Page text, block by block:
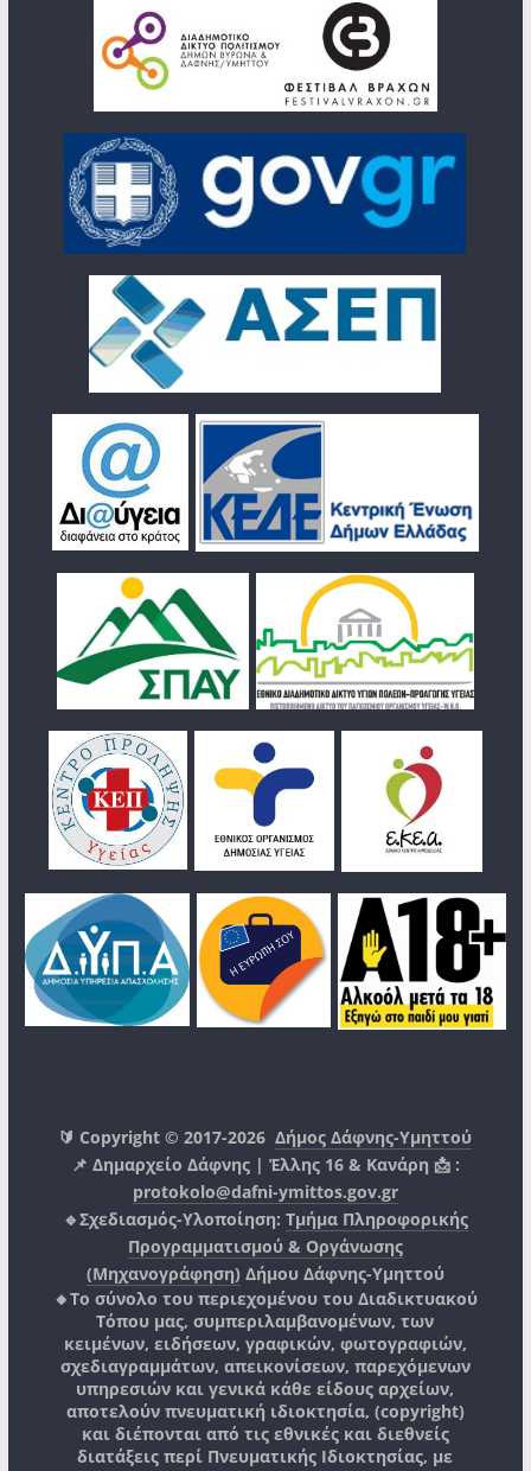
🔰 Copyright © 2017-2026Δήμος Δάφνης-Υμηττού
📌 Δημαρχείο Δάφνης | Έλλης 16 & Κανάρη 📩 :
protokolo@dafni-ymittos.gov.gr
🔹Σχεδιασμός-Υλοποίηση: Τμήμα Πληροφορικής
Προγραμματισμού & Οργάνωσης
(Μηχανογράφηση) Δήμου Δάφνης-Υμηττού
🔸Το σύνολο του περιεχομένου του Διαδικτυακού
Τόπου μας, συμπεριλαμβανομένων, των
κειμένων, ειδήσεων, γραφικών, φωτογραφιών,
σχεδιαγραμμάτων, απεικονίσεων, παρεχόμενων
υπηρεσιών και γενικά κάθε είδους αρχείων,
αποτελούν πνευματική ιδιοκτησία, (copyright)
και διέπονται από τις εθνικές και διεθνείς
διατάξεις περί Πνευματικής Ιδιοκτησίας, με